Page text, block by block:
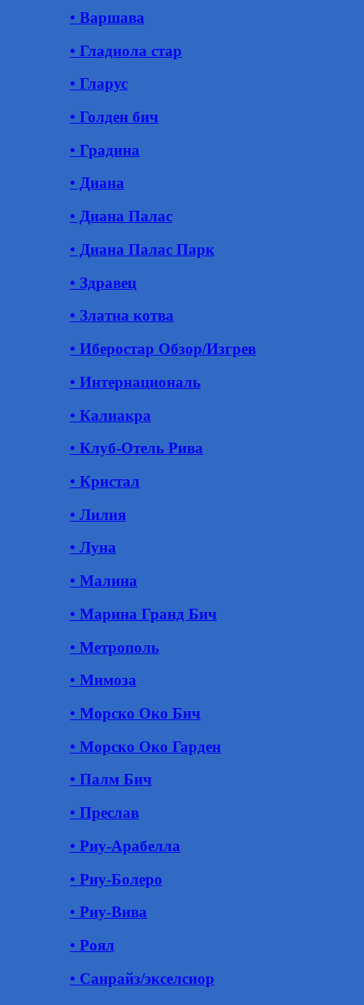
• Варшава
• Гладиола стар
• Гларус
• Голден бич
• Градина
• Диана
• Диана Палас
• Диана Палас Парк
• Здравец
• Златна котва
• Иберостар Обзор/Изгрев
• Интернациональ
• Калиакра
• Клуб-Отель Рива
• Кристал
• Лилия
• Луна
• Малина
• Марина Гранд Бич
• Метрополь
• Мимоза
• Морско Око Бич
• Морско Око Гарден
• Палм Бич
• Преслав
• Риу-Арабелла
• Риу-Болеро
• Риу-Вива
• Роял
• Санрайз/экселсиор